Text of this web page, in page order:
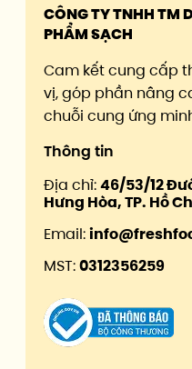
CÔNG TY TNHH TM
PHẨM SẠCH
Cam kết cung cấp
vị, góp phần nâng
chuỗi cung ứng
Thông tin
Địa chỉ:46/53/12
Hưng Hòa, TP. Hồ
Email:
MST:0312356259